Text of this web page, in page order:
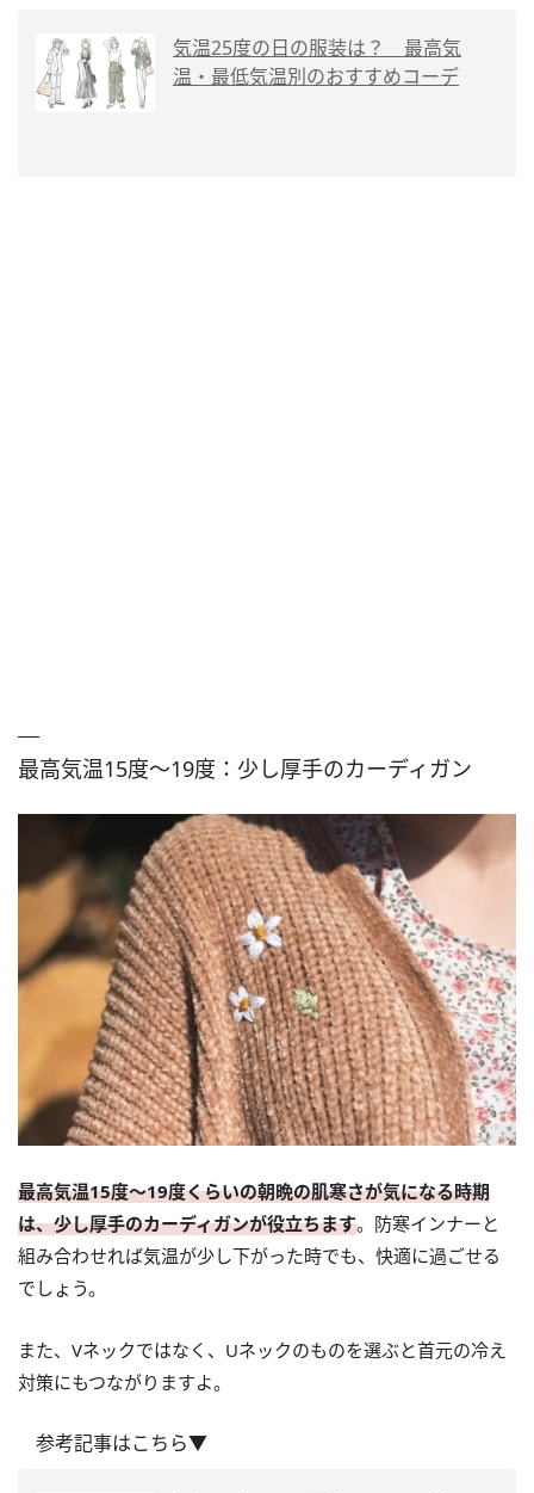
気温25度の日の服装は？ 最高気
温・最低気温別のおすすめコーデ
最高気温15度～19度：少し厚手のカーディガン
最高気温15度〜19度くらいの朝晩の肌寒さが気になる時期
は、少し厚手のカーディガンが役立ちます。防寒インナーと
組み合わせれば気温が少し下がった時でも、快適に過ごせる
でしょう。
また、Vネックではなく、Uネックのものを選ぶと首元の冷え
対策にもつながりますよ。
参考記事はこちら▼